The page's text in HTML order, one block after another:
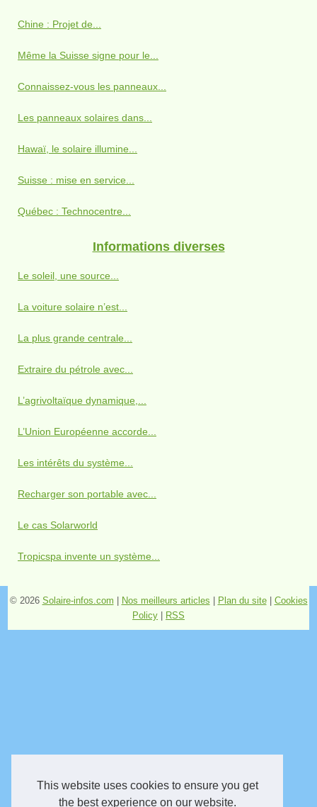
This website uses cookies to ensure you get
the best experience on our website.
Chine : Projet de...
Même la Suisse signe pour le...
Connaissez-vous les panneaux...
Les panneaux solaires dans...
Hawaï, le solaire illumine...
Suisse : mise en service...
Québec : Technocentre...
Informations diverses
Le soleil, une source...
La voiture solaire n’est...
La plus grande centrale...
Extraire du pétrole avec...
L’agrivoltaïque dynamique,...
L’Union Européenne accorde...
Les intérêts du système...
Recharger son portable avec...
Le cas Solarworld
Tropicspa invente un système...
© 2026 Solaire-infos.com Nos meilleurs articles Plan du site| Cookies
Policy
RSS